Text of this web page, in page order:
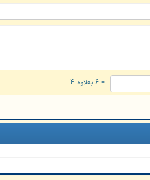
= ۶ بعلاوه ۴